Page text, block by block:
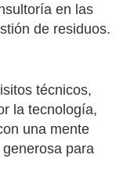
en las
de residuos.
técnicos,
la tecnología,
una mente
para